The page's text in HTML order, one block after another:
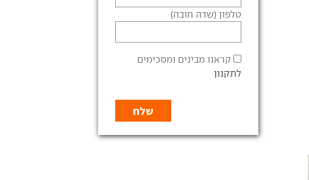
טלפון (שדה חובה)
קראנו מבינים ומסכימים
לתקנון